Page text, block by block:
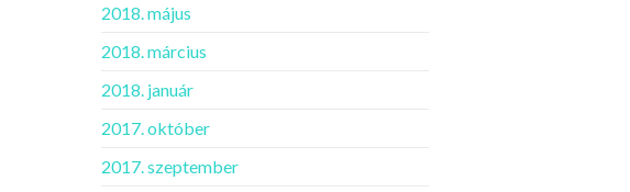
2018. május
2018. március
2018. január
2017. október
2017. szeptember